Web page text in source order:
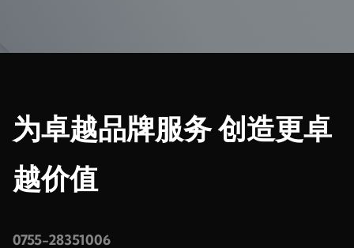
为卓越品牌服务 创造更卓
越价值
0755-28351006